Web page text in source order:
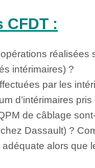
CFDT :
réalisées
intérimaires) ?
par les
d’intérimaires
de câblage
Dassault) ?
alors que